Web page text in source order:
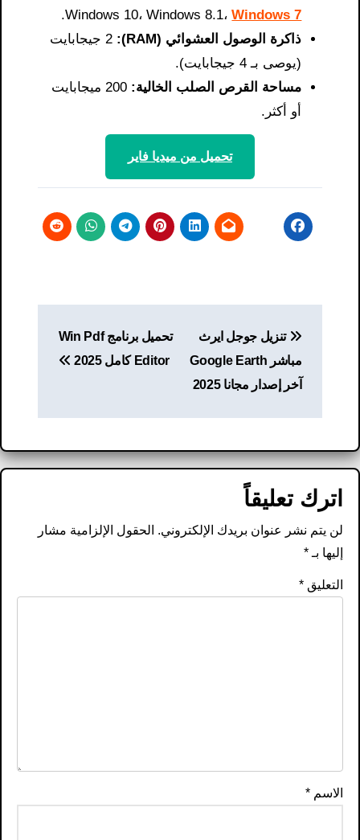
Windows 10، Windows 8.1،Windows 7
.
ذاكرة الوصول العشوائي (RAM):
2 جيجابايت
(يوصى بـ 4 جيجابايت).
مساحة القرص الصلب الخالية:
200 ميجابايت
أو أكثر.
تحميل من ميديا ​​فاير
المقالات
تنزيل جوجل ايرث
مباشر Google Earth
آخر إصدار مجانا 2025
تحميل برنامج Win Pdf
Editor كامل 2025
اترك تعليقاً
لن يتم نشر عنوان بريدك الإلكتروني. الحقول الإلزامية مشار
إليها بـ*
التعليق*
الاسم*